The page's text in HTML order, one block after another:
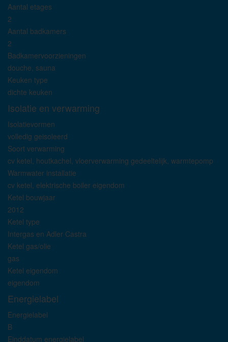
Aantal etages
2
Aantal badkamers
2
Badkamervoorzieningen
douche, sauna
Keuken type
dichte keuken
Isolatie en verwarming
Isolatievormen
volledig geisoleerd
Soort verwarming
cv ketel, houtkachel, vloerverwarming gedeeltelijk, warmtepomp
Warmwater installatie
cv ketel, elektrische boiler eigendom
Ketel bouwjaar
2012
Ketel type
Intergas en Adler Castra
Ketel gas/olie
gas
Ketel eigendom
eigendom
Energielabel
Energielabel
B
Einddatum energielabel